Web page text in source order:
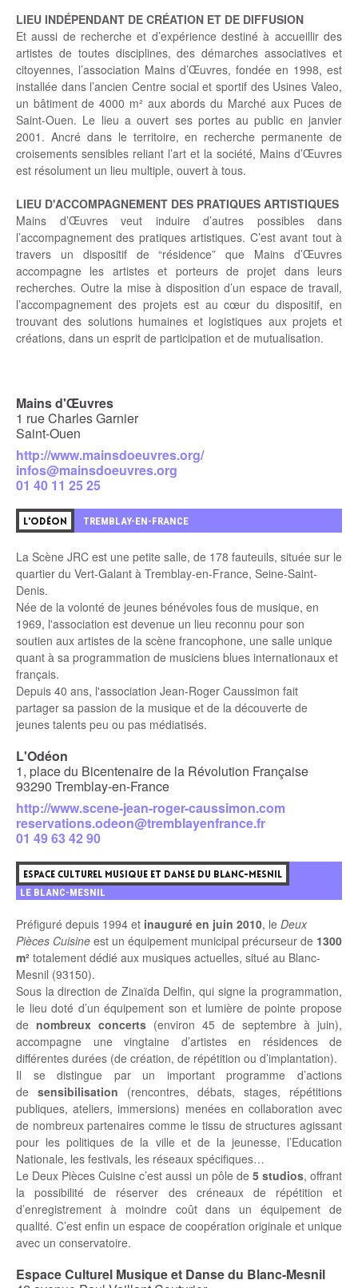
LIEU INDÉPENDANT DE CRÉATION ET DE DIFFUSION
Et aussi de recherche et d’expérience destiné à accueillir des
artistes de toutes disciplines, des démarches associatives et
citoyennes, l’association Mains d’Œuvres, fondée en 1998, est
installée dans l’ancien Centre social et sportif des Usines Valeo,
un bâtiment de 4000 m² aux abords du Marché aux Puces de
Saint-Ouen. Le lieu a ouvert ses portes au public en janvier
2001. Ancré dans le territoire, en recherche permanente de
croisements sensibles reliant l’art et la société, Mains d’Œuvres
est résolument un lieu multiple, ouvert à tous.
LIEU D'ACCOMPAGNEMENT DES PRATIQUES ARTISTIQUES
Mains d’Œuvres veut induire d’autres possibles dans
l’accompagnement des pratiques artistiques. C’est avant tout à
travers un dispositif de “résidence” que Mains d’Œuvres
accompagne les artistes et porteurs de projet dans leurs
recherches. Outre la mise à disposition d’un espace de travail,
l’accompagnement des projets est au cœur du dispositif, en
trouvant des solutions humaines et logistiques aux projets et
créations, dans un esprit de participation et de mutualisation.
Mains d'Œuvres
1 rue Charles Garnier
Saint-Ouen
http://www.mainsdoeuvres.org/
infos@mainsdoeuvres.org
01 40 11 25 25
L'ODÉON TREMBLAY-EN-FRANCE
La Scène JRC est une petite salle, de 178 fauteuils, située sur le
quartier du Vert-Galant à Tremblay-en-France, Seine-Saint-
Denis.
Née de la volonté de jeunes bénévoles fous de musique, en
1969, l'association est devenue un lieu reconnu pour son
soutien aux artistes de la scène francophone, une salle unique
quant à sa programmation de musiciens blues internationaux et
français.
Depuis 40 ans, l'association Jean-Roger Caussimon fait
partager sa passion de la musique et de la découverte de
jeunes talents peu ou pas médiatisés.
L'Odéon
1, place du Bicentenaire de la Révolution Française
93290 Tremblay-en-France
http://www.scene-jean-roger-caussimon.com
reservations.odeon@tremblayenfrance.fr
01 49 63 42 90
ESPACE CULTUREL MUSIQUE ET DANSE DU BLANC-MESNIL
LE BLANC-MESNIL
Préfiguré depuis 1994 et inauguré en juin 2010, le Deux
Pièces Cuisine est un équipement municipal précurseur de 1300
m² totalement dédié aux musiques actuelles, situé au Blanc-
Mesnil (93150).
Sous la direction de Zinaïda Delfin, qui signe la programmation,
le lieu doté d’un équipement son et lumière de pointe propose
de nombreux concerts (environ 45 de septembre à juin),
accompagne une vingtaine d’artistes en résidences de
différentes durées (de création, de répétition ou d’implantation).
Il se distingue par un important programme d’actions
de sensibilisation (rencontres, débats, stages, répétitions
publiques, ateliers, immersions) menées en collaboration avec
de nombreux partenaires comme le tissu de structures agissant
pour les politiques de la ville et de la jeunesse, l’Education
Nationale, les festivals, les réseaux spécifiques…
Le Deux Pièces Cuisine c’est aussi un pôle de 5 studios, offrant
la possibilité de réserver des créneaux de répétition et
d’enregistrement à moindre coût dans un équipement de
qualité. C’est enfin un espace de coopération originale et unique
avec un conservatoire.
Espace Culturel Musique et Danse du Blanc-Mesnil